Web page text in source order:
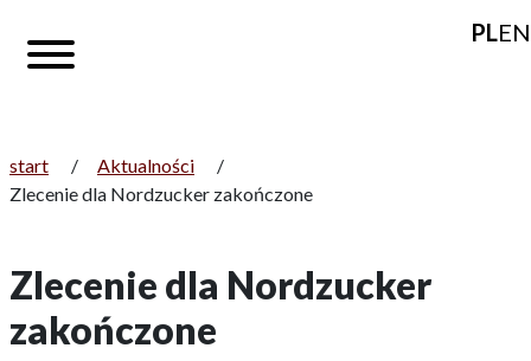
PLEN
start / Aktualności
/
Zlecenie dla Nordzucker zakończone
Zlecenie dla Nordzucker
zakończone